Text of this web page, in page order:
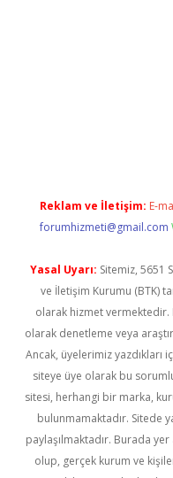
Reklam ve İletişim: E-
forumhizmeti@gmail.com
Yasal Uyarı: Sitemiz, 5651
ve İletişim Kurumu (BTK)
olarak hizmet
olarak denetleme veya
Ancak, üyelerimiz yazdıkları
siteye üye olarak bu
sitesi, herhangi bir marka,
bulunmamaktadır. Sitede
paylaşılmaktadır. Burada
olup, gerçek kurum ve